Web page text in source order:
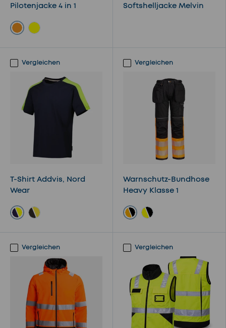
Pilotenjacke 4 in 1
Softshelljacke Melvin
Vergleichen
T-Shirt Addvis, Nord
Wear
Vergleichen
Warnschutz-Bundhose
Heavy Klasse 1
Vergleichen Vergleichen